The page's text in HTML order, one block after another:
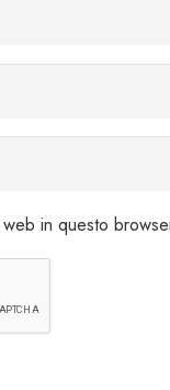
in questo